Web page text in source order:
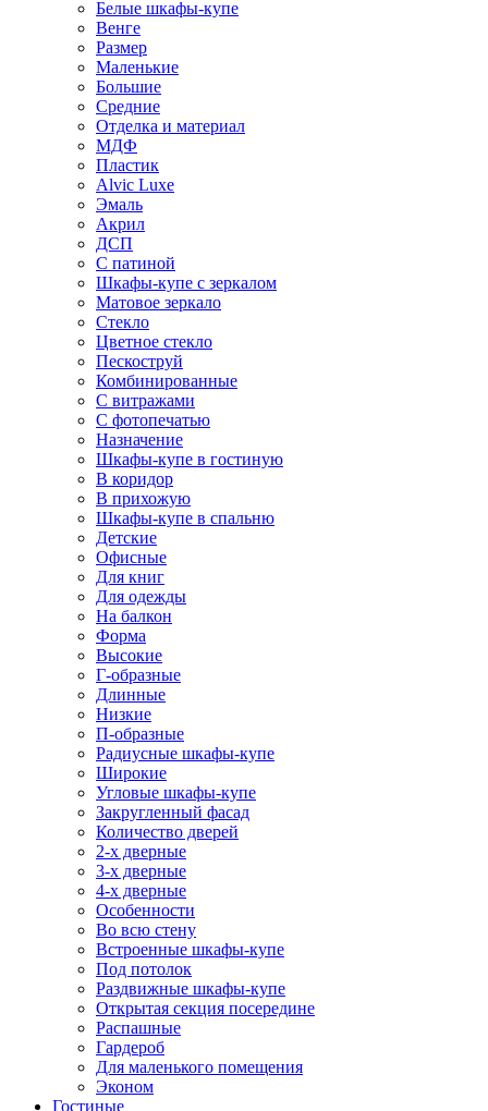
Белые шкафы-купе
Венге
Размер
Маленькие
Большие
Средние
Отделка и материал
МДФ
Пластик
Alvic Luxe
Эмаль
Акрил
ДСП
С патиной
Шкафы-купе с зеркалом
Матовое зеркало
Стекло
Цветное стекло
Пескоструй
Комбинированные
С витражами
С фотопечатью
Назначение
Шкафы-купе в гостиную
В коридор
В прихожую
Шкафы-купе в спальню
Детские
Офисные
Для книг
Для одежды
На балкон
Форма
Высокие
Г-образные
Длинные
Низкие
П-образные
Радиусные шкафы-купе
Широкие
Угловые шкафы-купе
Закругленный фасад
Количество дверей
2-х дверные
3-х дверные
4-х дверные
Особенности
Во всю стену
Встроенные шкафы-купе
Под потолок
Раздвижные шкафы-купе
Открытая секция посередине
Распашные
Гардероб
Для маленького помещения
Эконом
Гостиные